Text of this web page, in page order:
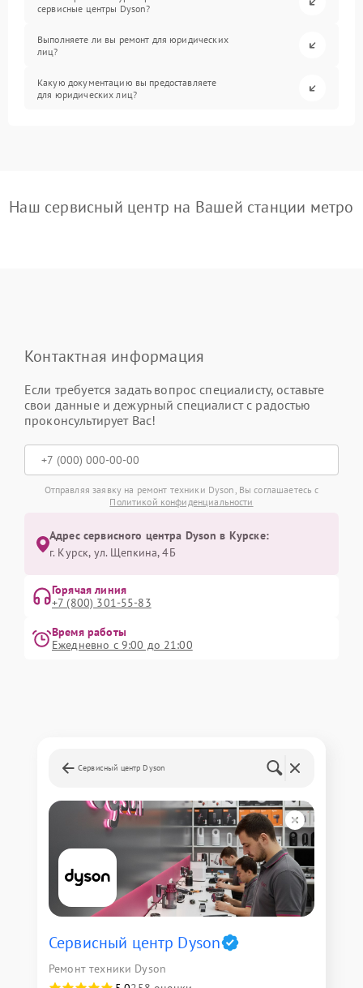
сервисные центры Dyson?
Выполняете ли вы ремонт для юридических
лиц?
Какую документацию вы предоставляете
для юридических лиц?
Наш сервисный центр на Вашей станции метро
Контактная информация
Если требуется задать вопрос специалисту, оставьте
свои данные и дежурный специалист с радостью
проконсультирует Вас!
Отправляя заявку на ремонт техники Dyson, Вы соглашаетесь с
Политикой конфиденциальности
Адрес сервисного центра Dyson в Курске:
г. Курск, ул. Щепкина, 4Б
Горячая линия
+7 (800) 301-55-83
Время работы
Ежедневно с 9:00 до 21:00
Сервисный центр Dyson
Сервисный центр Dyson
Ремонт техники Dyson